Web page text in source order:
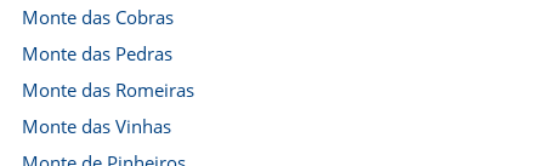
Monte das Cobras
Monte das Pedras
Monte das Romeiras
Monte das Vinhas